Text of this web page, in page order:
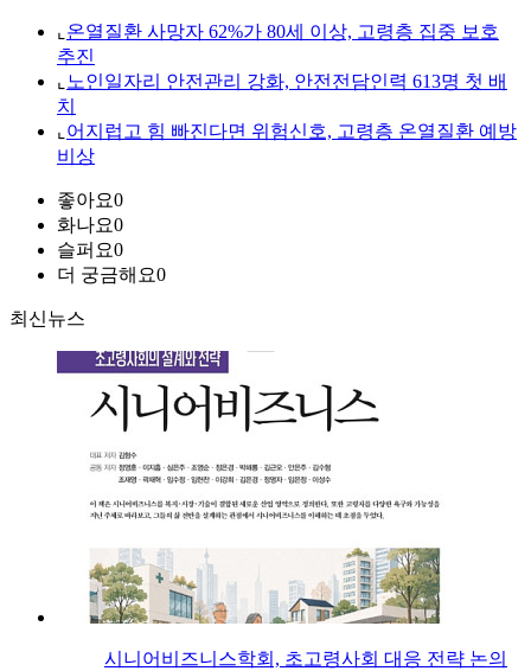
⌞ 온열질환 사망자 62%가 80세 이상, 고령층 집중 보호
추진
⌞ 노인일자리 안전관리 강화, 안전전담인력 613명 첫 배
치
⌞ 어지럽고 힘 빠진다면 위험신호, 고령층 온열질환 예방
비상
좋아요0
화나요0
슬퍼요0
더 궁금해요0
최신뉴스
시니어비즈니스학회, 초고령사회 대응 전략 논의